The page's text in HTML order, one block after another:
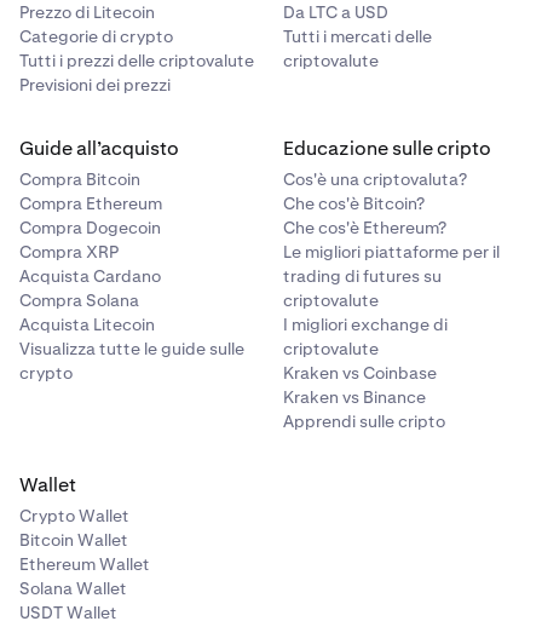
Il processo di connessione può variare a seconda
del wallet che colleghi. In queste istruzioni vedremo
come aggiungere MetaMask.
AVVISO:
Da questo punto in poi, le istruzioni sono
le connessioni MetaMask.
seconda del provider di wallet che colleghi. Per qualsiasi
Prezzo di Litecoin
Categorie di crypto
Tutti i prezzi delle criptovalute
Previsioni dei prezzi
Da LTC a USD
Tutti i mercati delle
criptovalute
Guide all’acquisto
Compra Bitcoin
Compra Ethereum
Compra Dogecoin
Compra XRP
Acquista Cardano
Compra Solana
Acquista Litecoin
Visualizza tutte le guide sulle
crypto
Educazione sulle cripto
Cos'è una criptovaluta?
Che cos'è Bitcoin?
Che cos'è Ethereum?
Le migliori piattaforme per il
trading di futures su
criptovalute
I migliori exchange di
criptovalute
Kraken vs Coinbase
Kraken vs Binance
Apprendi sulle cripto
Wallet
Crypto Wallet
Bitcoin Wallet
Ethereum Wallet
Solana Wallet
USDT Wallet